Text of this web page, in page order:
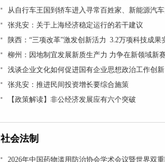
张兆安：关于上海经济稳定运行的若干建议
浅谈企业文化如何促进国有企业思想政治工作创新
张兆安：推进民间投资增长要综合施策
【政策解读】非公经济发展应有六个突破
社会法制